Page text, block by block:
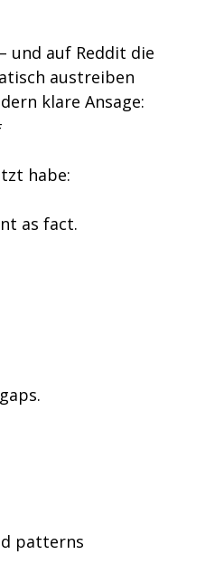
und auf Reddit die
austreiben
klare Ansage:
habe:
as fact.
patterns